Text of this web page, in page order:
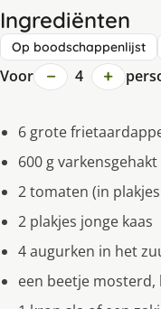
Ingrediënten
Op boodschappenlijst
Voor − 4 +
6 grote
600 g varkensgehakt
2 tomaten (in
2 plakjes jonge kaas
4 augurken in het
een beetje